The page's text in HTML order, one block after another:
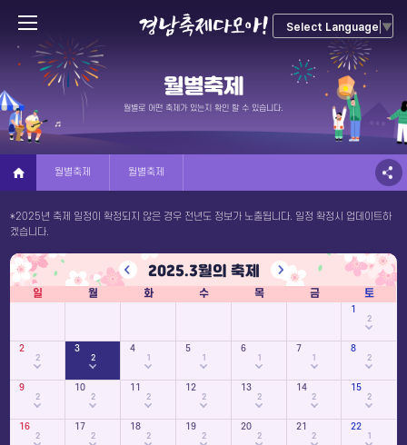
Select Language ▼
월별축제
월별로 어떤 축제가 있는지 확인 할 수 있습니다.
월별축제 월별축제
*2025년 축제 일정이 확정되지 않은 경우 전년도 정보가 노출됩니다. 일정 확정시 업데이트하
겠습니다.
2025.3월의 축제
일 월 화 수 목 금 토
1
2
2
2
3
2
4
1
5
1
6
1
7
1
8
2
9
2
10
2
11
2
12
2
13
2
14
2
15
2
16
2
17
2
18
2
19
2
20
2
21
2
22
1